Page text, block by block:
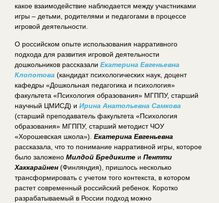
какое взаимодействие наблюдается между участниками
игры – детьми, родителями и педагогами в процессе
игровой деятельности.
О российском опыте использования нарративного
подхода для развития игровой деятельности
дошкольников рассказали Екатерина Евгеньевна
Клопотова (кандидат психологических наук, доцент
кафедры «Дошкольная педагогика и психология»
факультета «Психология образования» МГППУ, старший
научный ЦМИСД) и Ирина Анатольевна Самкова
(старший преподаватель факультета «Психология
образования» МГППУ, старший методист ЧОУ
«Хорошевская школа»). Екатерина Евгеньевна
рассказала, что то понимание нарративной игры, которое
было заложено Милдой Бредиките и Пентти
Хаккарайнен (Финляндия) , пришлось несколько
трансформировать с учетом того контекста, в котором
растет современный российский ребенок. Коротко
разрабатываемый в России подход можно